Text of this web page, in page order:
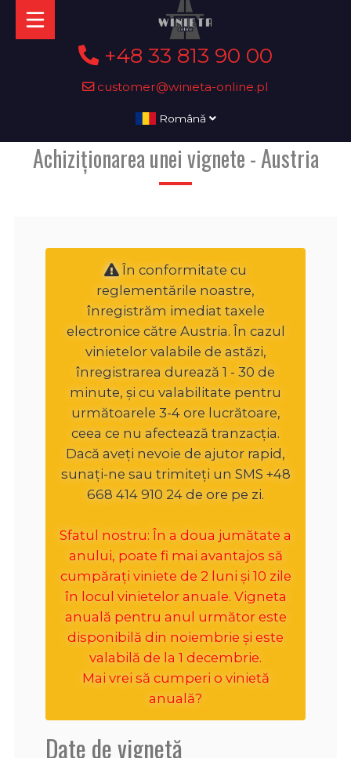
+48 33 813 90 00
customer@winieta-online.pl
Română
Achiziționarea unei vignete - Austria
În conformitate cu
reglementările noastre,
înregistrăm imediat taxele
electronice către Austria. În cazul
vinietelor valabile de astăzi,
înregistrarea durează 1 - 30 de
minute, și cu valabilitate pentru
următoarele 3-4 ore lucrătoare,
ceea ce nu afectează tranzacția.
Dacă aveți nevoie de ajutor rapid,
sunați-ne sau trimiteți un SMS +48
668 414 910 24 de ore pe zi.
Sfatul nostru: În a doua jumătate a
anului, poate fi mai avantajos să
cumpărați viniete de 2 luni și 10 zile
în locul vinietelor anuale. Vigneta
anuală pentru anul următor este
disponibilă din noiembrie și este
valabilă de la 1 decembrie.
Mai vrei să cumperi o vinietă
anuală?
Date de vignetă